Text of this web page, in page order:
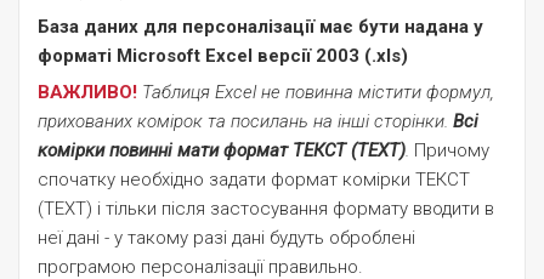
База даних для персоналізації має бути надана у
форматі Microsoft Excel версії 2003 (.xls)
ВАЖЛИВО! Таблиця Excel не повинна містити формул,
прихованих комірок та посилань на інші сторінки. Всі
комірки повинні мати формат ТЕКСТ (TEXT). Причому
спочатку необхідно задати формат комірки ТЕКСТ
(TEXT) і тільки після застосування формату вводити в
неї дані - у такому разі дані будуть оброблені
програмою персоналізації правильно.